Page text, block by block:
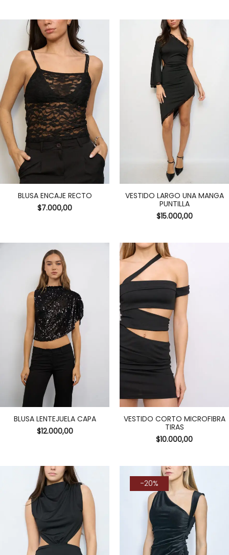
BLUSA ENCAJE RECTO
$7.000,00
VESTIDO LARGO UNA MANGA
PUNTILLA
$15.000,00
BLUSA LENTEJUELA CAPA
$12.000,00
VESTIDO CORTO MICROFIBRA
TIRAS
$10.000,00
-20%